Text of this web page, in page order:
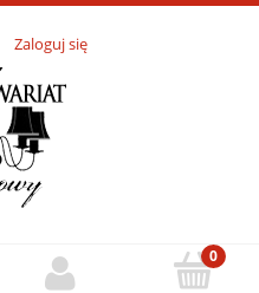
Zaloguj się